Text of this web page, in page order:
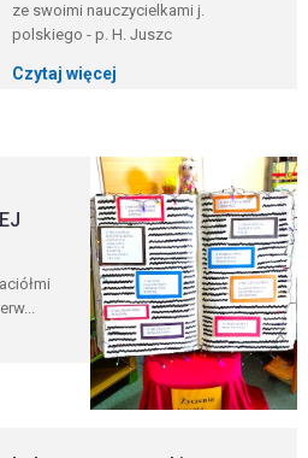
ze swoimi nauczycielkami j.
polskiego - p. H. Juszc
Czytaj więcej